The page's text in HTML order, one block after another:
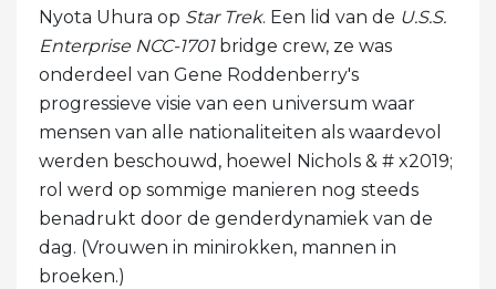
Nyota Uhura op Star Trek. Een lid van de U.S.S.
Enterprise NCC-1701 bridge crew, ze was
onderdeel van Gene Roddenberry's
progressieve visie van een universum waar
mensen van alle nationaliteiten als waardevol
werden beschouwd, hoewel Nichols & # x2019;
rol werd op sommige manieren nog steeds
benadrukt door de genderdynamiek van de
dag. (Vrouwen in minirokken, mannen in
broeken.)